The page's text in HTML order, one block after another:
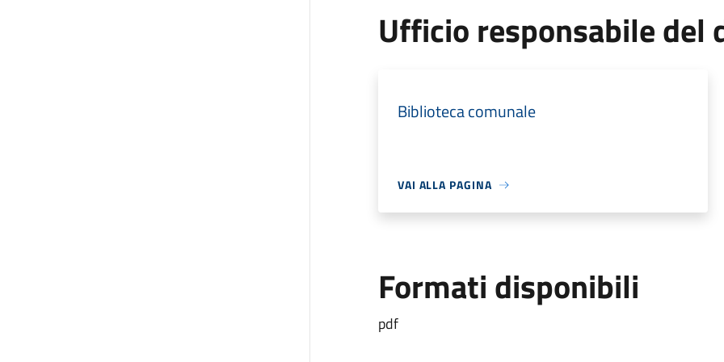
Ufficio responsabile del
Biblioteca comunale
VAI ALLA PAGINA
Formati disponibili
pdf